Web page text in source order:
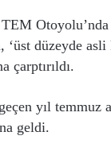
Otoyolu’nda
‘üst düzeyde
çarptırıldı.
yıl temmuz
geldi.